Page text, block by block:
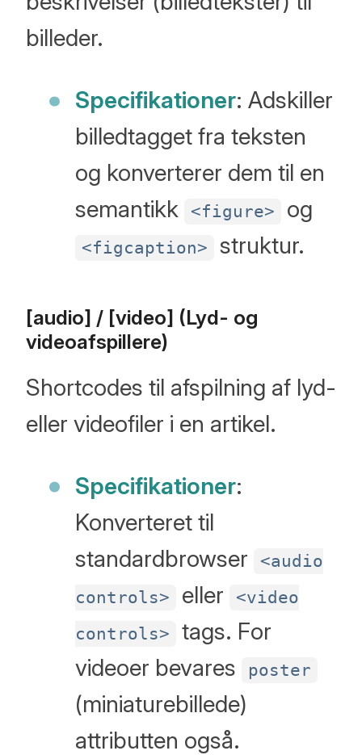
billeder.
Specifikationer: Adskiller
billedtagget fra teksten
og konverterer dem til en
semantikk
<figure> og
<figcaption> struktur.
[audio] / [video] (Lyd- og
videoafspillere)
Shortcodes til afspilning af lyd-
eller videofiler i en artikel.
Specifikationer:
Konverteret til
standardbrowser
<audio
controls>
eller
<video
controls>
tags. For
videoer bevares
poster
(miniaturebillede)
attributten også.